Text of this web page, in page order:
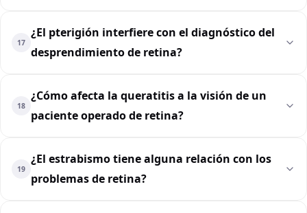
17
¿El pterigión interfiere con el diagnóstico del
desprendimiento de retina?
18
¿Cómo afecta la queratitis a la visión de un
paciente operado de retina?
19
¿El estrabismo tiene alguna relación con los
problemas de retina?